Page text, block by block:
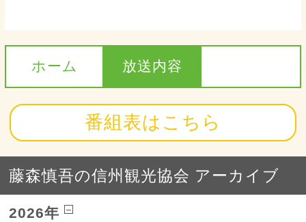
ホーム 放送内容
番組表はこちら
藤森慎吾の信州観光協会 アーカイブ
2026年